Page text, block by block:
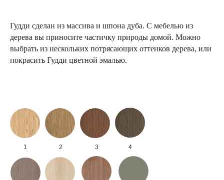
Гудди сделан из массива и шпона дуба. С мебелью из
дерева вы приносите частичку природы домой. Можно
выбрать из нескольких потрясающих оттенков дерева, или
покрасить Гудди цветной эмалью.
1 2 3 4